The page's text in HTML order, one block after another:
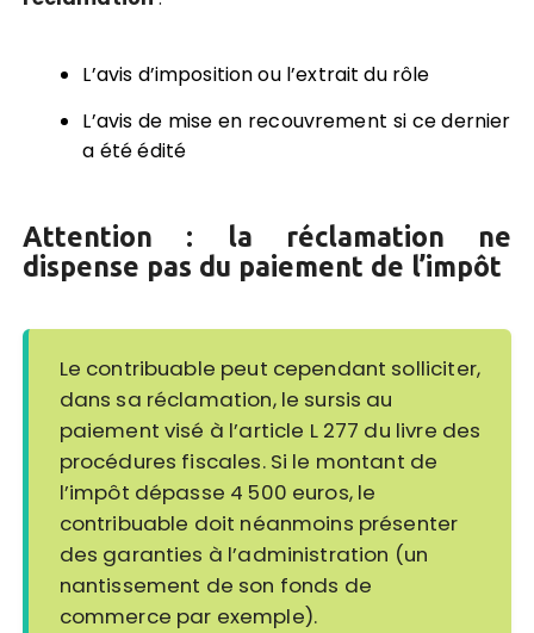
L’avis d’imposition ou l’extrait du rôle
L’avis de mise en recouvrement si ce dernier
a été édité
Attention :
la réclamation ne
dispense pas du paiement de l’impôt
Le contribuable peut cependant solliciter,
dans sa réclamation, le sursis au
paiement visé à l’article L 277 du livre des
procédures fiscales. Si le montant de
l’impôt dépasse 4 500 euros, le
contribuable doit néanmoins présenter
des garanties à l’administration (un
nantissement de son fonds de
commerce par exemple).